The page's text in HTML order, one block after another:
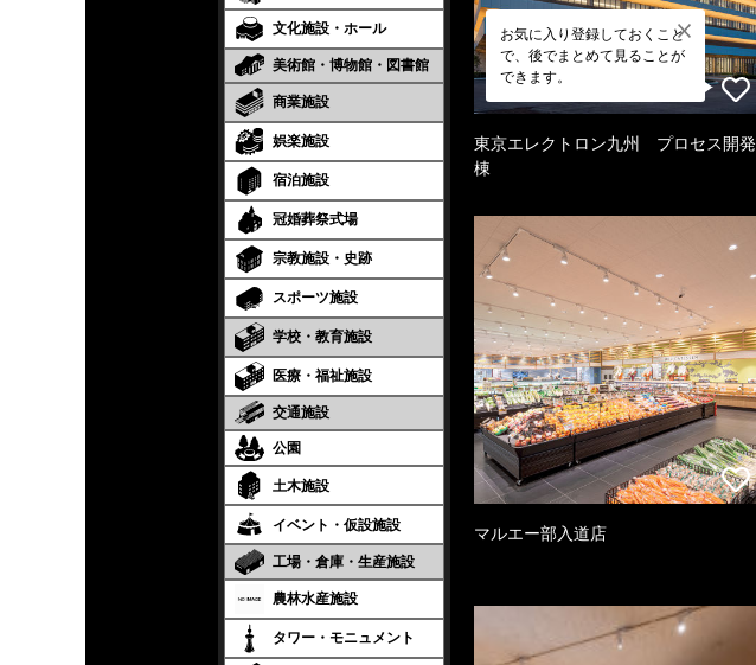
文化施設・ホール
美術館・博物館・図書館
商業施設
娯楽施設
宿泊施設
冠婚葬祭式場
宗教施設・史跡
スポーツ施設
学校・教育施設
医療・福祉施設
交通施設
公園
土木施設
イベント・仮設施設
工場・倉庫・生産施設
農林水産施設
タワー・モニュメント
お気に入り登録しておくこと
で、後でまとめて見ることが
できます。
東京エレクトロン九州 プロセス開発
棟
マルエー部入道店